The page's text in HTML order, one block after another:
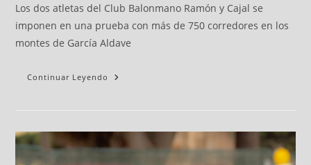
Los dos atletas del Club Balonmano Ramón y Cajal se
imponen en una prueba con más de 750 corredores en los
montes de García Aldave
Continuar Leyendo